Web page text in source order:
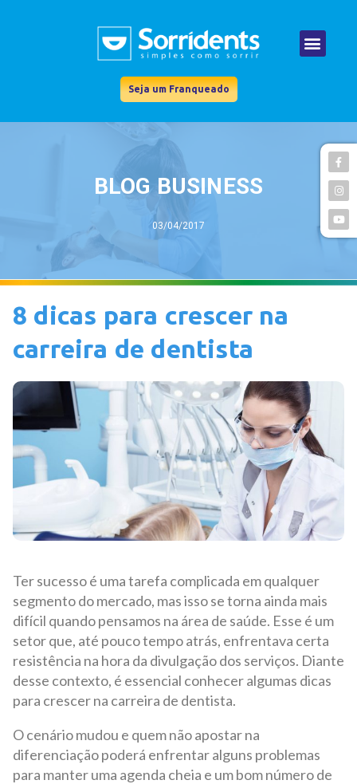
Seja um Franqueado
BLOG BUSINESS
03/04/2017
8 dicas para crescer na
carreira de dentista
Ter sucesso é uma tarefa complicada em qualquer
segmento do mercado, mas isso se torna ainda mais
difícil quando pensamos na área de saúde. Esse é um
setor que, até pouco tempo atrás, enfrentava certa
resistência na hora da divulgação dos serviços. Diante
desse contexto, é essencial conhecer algumas dicas
para crescer na carreira de dentista.
O cenário mudou e quem não apostar na
diferenciação poderá enfrentar alguns problemas
para manter uma agenda cheia e um bom número de